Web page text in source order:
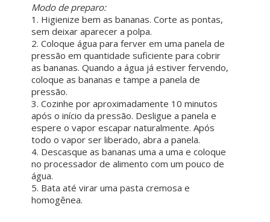
Modo de preparo:
1. Higienize bem as bananas. Corte as pontas,
sem deixar aparecer a polpa.
2. Coloque água para ferver em uma panela de
pressão em quantidade suficiente para cobrir
as bananas. Quando a água já estiver fervendo,
coloque as bananas e tampe a panela de
pressão.
3. Cozinhe por aproximadamente 10 minutos
após o início da pressão. Desligue a panela e
espere o vapor escapar naturalmente. Após
todo o vapor ser liberado, abra a panela.
4. Descasque as bananas uma a uma e coloque
no processador de alimento com um pouco de
água.
5. Bata até virar uma pasta cremosa e
homogênea.